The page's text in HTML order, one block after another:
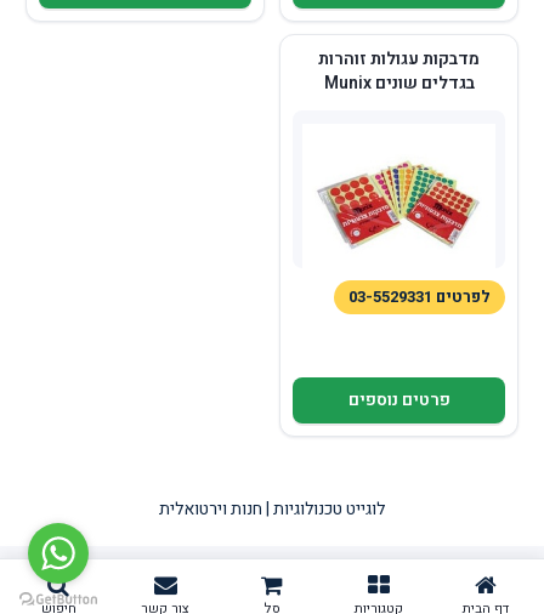
מדבקות עגולות זוהרות
בגדלים שונים Munix
לפרטים 03-5529331
פרטים נוספים
לוגייט טכנולוגיות | חנות וירטואלית
דף הבית קטגוריות סל צור קשר חיפוש